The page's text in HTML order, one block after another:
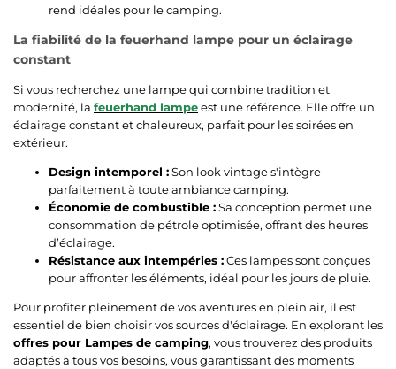
rend idéales pour le camping.
La fiabilité de la feuerhand lampe pour un éclairage
constant
Si vous recherchez une lampe qui combine tradition et
modernité, la feuerhand lampeest une référence. Elle offre un
éclairage constant et chaleureux, parfait pour les soirées en
extérieur.
Design intemporel :Son look vintage s'intègre
parfaitement à toute ambiance camping.
Économie de combustible :Sa conception permet une
consommation de pétrole optimisée, offrant des heures
d’éclairage.
Résistance aux intempéries :Ces lampes sont conçues
pour affronter les éléments, idéal pour les jours de pluie.
Pour profiter pleinement de vos aventures en plein air, il est
essentiel de bien choisir vos sources d'éclairage. En explorant les
offres pour Lampes de camping, vous trouverez des produits
adaptés à tous vos besoins, vous garantissant des moments